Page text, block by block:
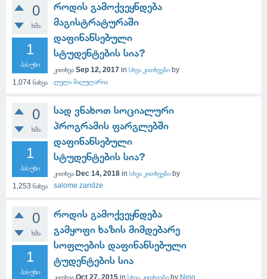
0
ხმა
1
პასუხი
1,074ნახვა
როდის გამოქვეყნდება
მაგისტრატურაში
დაფინანსებული
სტუდენტების სია?
კითხვა Sep 12, 2017 in სხვა კითხვები by
ლელა მაღულარია
0
ხმა
1
პასუხი
1,253 ნახვა
სად ვნახოთ სოციალური
პროგრამის ფარგლებში
დაფინანსებული
სტუდენტების სია?
კითხვა Dec 14, 2018 in სხვა კითხვები by
salome zaridze
0
ხმა
1
პასუხი
როდის გამოქვეყნდება
გამყოფი ხაზის მიმდებარე
სოფლების დაფინანსებული
ტუდენტების სია
კითხვა Oct 27, 2015 in სხვა კითხვები by Nino